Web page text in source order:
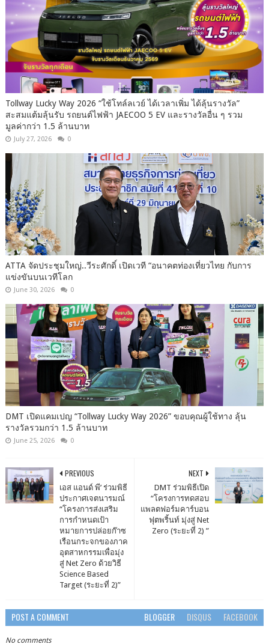
Tollway Lucky Way 2026 “ใช้โทล์ลเวย์ ได้เวลาเพิ่ม ได้ลุ้นรางวัล”
สะสมแต้มลุ้นรับ รถยนต์ไฟฟ้า JAECOO 5 EV และรางวัลอื่น ๆ รวม
มูลค่ากว่า 1.5 ล้านบาท
July 27, 2026 0
ATTA จัดประชุมใหญ่..วีระศักดิ์ เปิดเวที “อนาคตท่องเที่ยวไทย กับการ
แข่งขันบนเวทีโลก
June 30, 2026 0
DMT เปิดแคมเปญ “Tollway Lucky Way 2026” ขอบคุณผู้ใช้ทาง ลุ้น
รางวัลรวมกว่า 1.5 ล้านบาท
June 25, 2026 0
NEXT
DMT ร่วมพิธีเปิด
“โครงการทดสอบ
แพลตฟอร์มคาร์บอน
ฟุตพริ้นท์ มุ่งสู่ Net
Zero (ระยะที่ 2) ”
PREVIOUS
เอส แอนด์ พี’ ร่วมพิธี
ประกาศเจตนารมณ์
“โครงการส่งเสริม
การกำหนดเป้า
หมายการปล่อยก๊าซ
เรือนกระจกของภาค
อุตสาหกรรมเพื่อมุ่ง
สู่ Net Zero ด้วยวิธี
Science Based
Target (ระยะที่ 2)”
POST A COMMENT BLOGGER DISQUS FACEBOOK
No comments